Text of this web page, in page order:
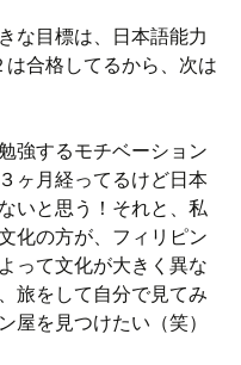
な目標は、日本語能力
合格してるから、次は
強するモチベーション
ヶ月経ってるけど日本
いと思う！それと、私
化の方が、フィリピン
って文化が大きく異な
旅をして自分で見てみ
屋を見つけたい（笑）